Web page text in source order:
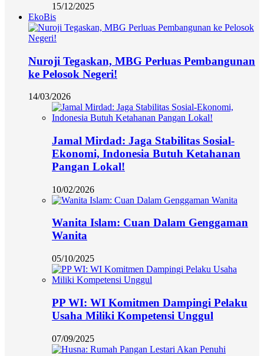
15/12/2025
EkoBis
Nuroji Tegaskan, MBG Perluas Pembangunan
ke Pelosok Negeri!
14/03/2026
Jamal Mirdad: Jaga Stabilitas Sosial-
Ekonomi, Indonesia Butuh Ketahanan
Pangan Lokal!
10/02/2026
Wanita Islam: Cuan Dalam Genggaman
Wanita
05/10/2025
PP WI: WI Komitmen Dampingi Pelaku
Usaha Miliki Kompetensi Unggul
07/09/2025